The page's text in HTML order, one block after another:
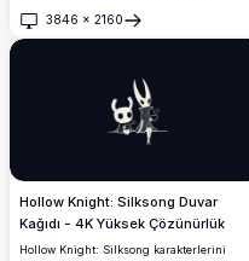
karanlık fantezi duvar kağıdı. Dramatik
aydınlatma ve gotik estetik sergileyen
sürükleyici ve diğer dünyevi bir atmosfer
yaratmak için mükemmel.
3846 × 2160
Aç
Hollow Knight: Silksong Duvar
Kağıdı - 4K Yüksek Çözünürlük
Hollow Knight: Silksong karakterlerini